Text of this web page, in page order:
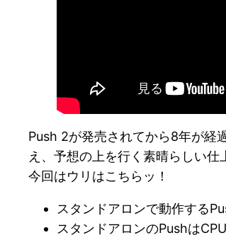
Push 2が発売されてから8年が経
え、予想の上を行く素晴らしい仕
今回はウリはこちらッ！
スタンドアロンで動作する
スタンドアロンのPushは